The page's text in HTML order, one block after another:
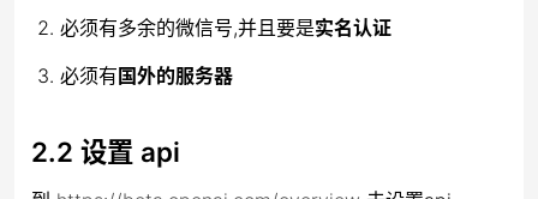
必须有多余的微信号,并且要是实名认证
必须有 国外的服务器
2.2 设置 api